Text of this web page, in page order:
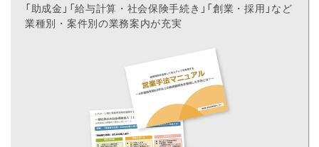
「助成金」「給与計算・社会保険手続き」「創業・採用」など
業種別・案件別の業務案内が充実